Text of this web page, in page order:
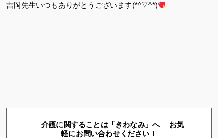
吉岡先生いつもありがとうございます(*^▽^*)
介護に関することは「きわなみ」へ お気
軽にお問い合わせください！